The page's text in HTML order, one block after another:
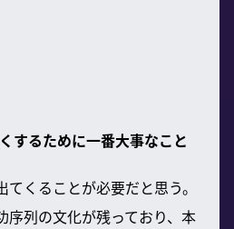
するために一番大事なこと
くることが必要だと思う。
序列の文化が残っており、本